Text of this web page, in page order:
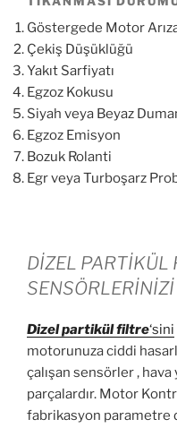
Göstergede Motor Arıza
Çekiş Düşüklüğü
Yakıt Sarfiyatı
Egzoz Kokusu
Siyah veya Beyaz
Egzoz Emisyon
Bozuk Rolanti
Egr veya Turboşarz
DİZEL PARTİKÜL
Dizel partikülfiltre‘sini
motorunuza ciddi
çalışan sensörler , hava
parçalardır. Motor
fabrikasyon parametre